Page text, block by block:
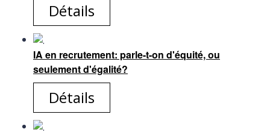
Détails
IA en recrutement: parle-t-on d'équité, ou
seulement d'égalité?
Détails